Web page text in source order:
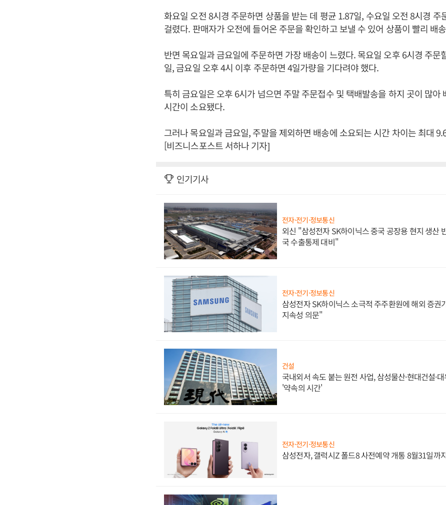
화요일 오전 8시경 주문하면 상품을 받는 데 평균 1.87일, 수요일 오전 8시경 주
걸렸다. 판매자가 오전에 들어온 주문을 확인하고 보낼 수 있어 상품이 빨리 배
반면 목요일과 금요일에 주문하면 가장 배송이 느렸다. 목요일 오후 6시경 주문
일, 금요일 오후 4시 이후 주문하면 4일가량을 기다려야 했다.
특히 금요일은 오후 6시가 넘으면 주말 주문접수 및 택배발송을 하지 곳이 많아
시간이 소요됐다.
그러나 목요일과 금요일, 주말을 제외하면 배송에 소요되는 시간 차이는 최대
[비즈니스포스트 서하나 기자]
인기기사
전자·전기·정보통신
외신 "삼성전자 SK하이닉스 중국 공장용 현지 생산
국 수출통제 대비"
전자·전기·정보통신
삼성전자 SK하이닉스 소극적 주주환원에 해외 증권
지속성 의문"
건설
국내외서 속도 붙는 원전 사업, 삼성물산·현대건설·
'약속의 시간'
전자·전기·정보통신
삼성전자, 갤럭시Z 폴드8 사전예약 개통 8월31일까